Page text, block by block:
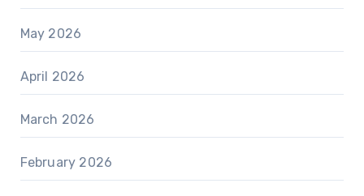
May 2026
April 2026
March 2026
February 2026